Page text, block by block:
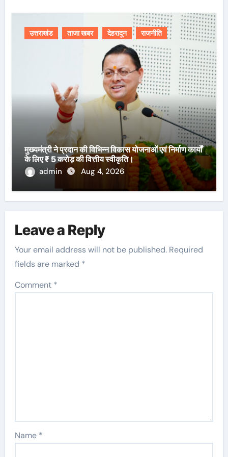
उत्तराखंड ताजा खबर देहरादून राजनीति
मुख्यमंत्री ने प्रदान की विभिन्न विकास योजनाओं एवं निर्माण कार्यों
के लिए ₹ 5 करोड़ की वित्तीय स्वीकृति।
admin
Aug 4, 2026
Leave a Reply
Your email address will not be published. Required
fields are marked *
Comment *
Name *